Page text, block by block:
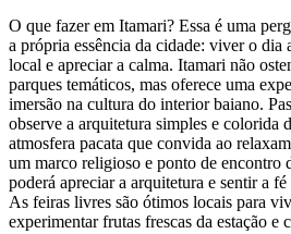
O que fazer em Itamari? Essa é uma
a própria essência da cidade: viver o dia
local e apreciar a calma. Itamari não
parques temáticos, mas oferece uma
imersão na cultura do interior baiano.
observe a arquitetura simples e colorida
atmosfera pacata que convida ao
um marco religioso e ponto de encontro
poderá apreciar a arquitetura e sentir a
As feiras livres são ótimos locais para
experimentar frutas frescas da estação e